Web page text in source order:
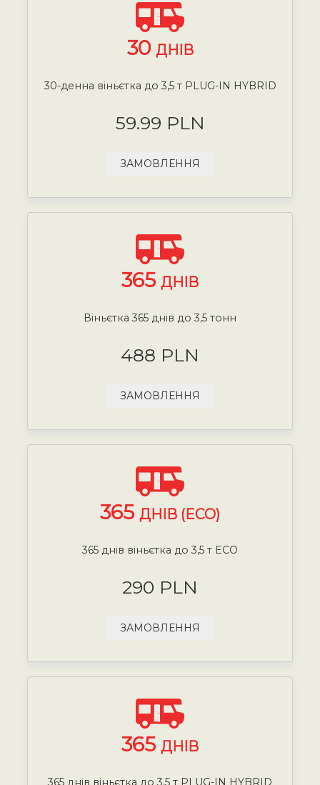
30 ДНІВ
30-денна віньєтка до 3,5 т PLUG-IN HYBRID
59.99 PLN
ЗАМОВЛЕННЯ
365 ДНІВ
Віньєтка 365 днів до 3,5 тонн
488 PLN
ЗАМОВЛЕННЯ
365 ДНІВ (ECO)
365 днів віньєтка до 3,5 т ECO
290 PLN
ЗАМОВЛЕННЯ
365 ДНІВ
365 днів віньєтка до 3,5 т PLUG-IN HYBRID